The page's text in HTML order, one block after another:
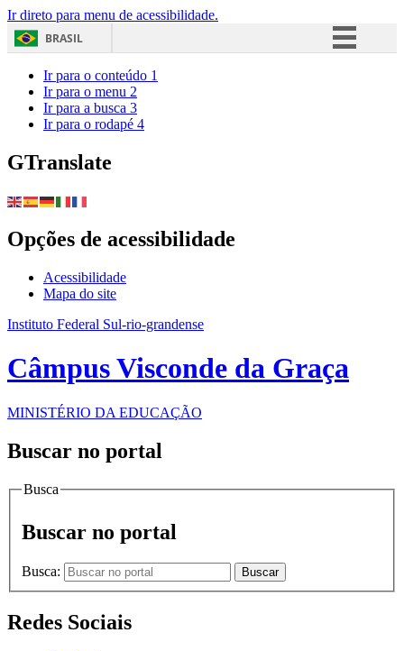
Ir direto para menu de acessibilidade.
BRASIL
Ir para o conteúdo 1
Ir para o menu 2
Ir para a busca 3
Ir para o rodapé 4
GTranslate
Opções de acessibilidade
Acessibilidade
Mapa do site
Instituto Federal Sul-rio-grandense
Câmpus Visconde da Graça
MINISTÉRIO DA EDUCAÇÃO
Buscar no portal
Busca
Buscar no portal
Busca: Buscar
Redes Sociais